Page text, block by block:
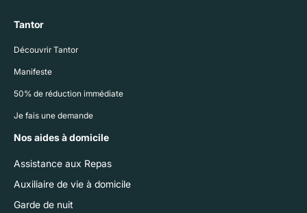
Tantor
Découvrir Tantor
Manifeste
50% de réduction immédiate
Je fais une demande
Nos aides à domicile
Assistance aux Repas
Auxiliaire de vie à domicile
Garde de nuit